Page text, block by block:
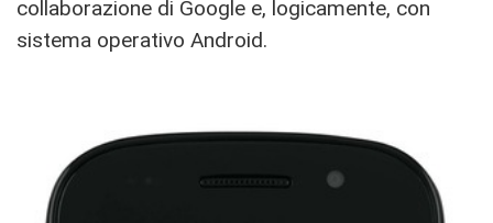
collaborazione di Google e, logicamente, con
sistema operativo Android.